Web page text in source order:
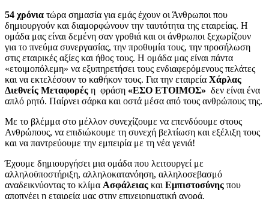
54 χρόνια τώρα σημασία για εμάς έχουν οι Άνθρωποι που
δημιουργούν και διαμορφώνουν την ταυτότητα της εταιρείας. Η
ομάδα μας είναι δεμένη σαν γροθιά και οι άνθρωποι ξεχωρίζουν
για το πνεύμα συνεργασίας, την προθυμία τους, την προσήλωση
στις εταιρικές αξίες και ήθος τους. Η ομάδα μας είναι πάντα
«ετοιμοπόλεμη» να εξυπηρετήσει τους ενδιαφερόμενους πελάτες
και να εκτελέσουν το καθήκον τους. Για την εταιρεία Χάρλας
Διεθνείς Μεταφορές η φράση «ΕΣΟ ΕΤΟΙΜΟΣ» δεν είναι ένα
απλό ρητό. Παίρνει σάρκα και οστά μέσα από τους ανθρώπους της.
Με το βλέμμα στο μέλλον συνεχίζουμε να επενδύουμε στους
Ανθρώπους, να επιδιώκουμε τη συνεχή βελτίωση και εξέλιξη τους
και να παντρεύουμε την εμπειρία με τη νέα γενιά!
Έχουμε δημιουργήσει μια ομάδα που λειτουργεί με
αλληλοϋποστήριξη, αλληλοκατανόηση, αλληλοσεβασμό
αναδεικνύοντας το κλίμα Ασφάλειας και Εμπιστοσύνης που
αποπνέει η εταιρεία μας στην επιχειρηματική αγορά.